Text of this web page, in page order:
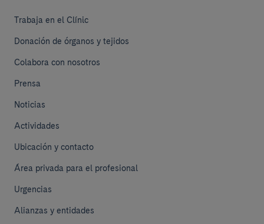
Trabaja en el Clínic
Donación de órganos y tejidos
Colabora con nosotros
Prensa
Noticias
Actividades
Ubicación y contacto
Área privada para el profesional
Urgencias
Alianzas y entidades